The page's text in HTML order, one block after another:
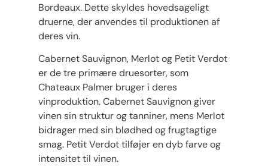
Bordeaux. Dette skyldes hovedsageligt
druerne, der anvendes til produktionen af
deres vin.
Cabernet Sauvignon, Merlot og Petit Verdot
er de tre primære druesorter, som
Chateaux Palmer bruger i deres
vinproduktion. Cabernet Sauvignon giver
vinen sin struktur og tanniner, mens Merlot
bidrager med sin blødhed og frugtagtige
smag. Petit Verdot tilføjer en dyb farve og
intensitet til vinen.